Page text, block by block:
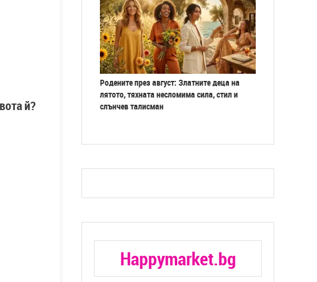
й?
Родените през август: Златните деца на
лятото, тяхната несломима сила, стил и
слънчев талисман
Happymarket.bg